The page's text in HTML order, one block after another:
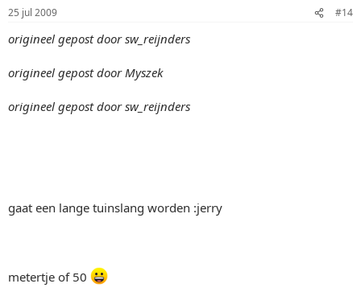
25 jul 2009 #14
origineel gepost door sw_reijnders
origineel gepost door Myszek
origineel gepost door sw_reijnders
gaat een lange tuinslang worden :jerry
metertje of 50